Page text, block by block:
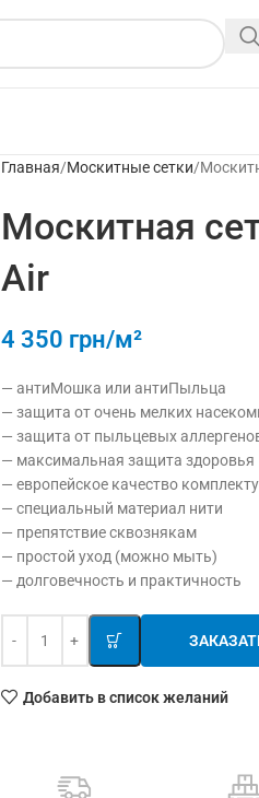
Главная Москитные сетки
Москитная
Air
4 350 грн/м²
— антиМошка или антиПыльца
— защита от очень мелких
— защита от пыльцевых
— максимальная защита здоровья
— европейское качество
— специальный материал нити
— препятствие сквознякам
— простой уход (можно мыть)
— долговечность и практичность
Добавить в список желаний